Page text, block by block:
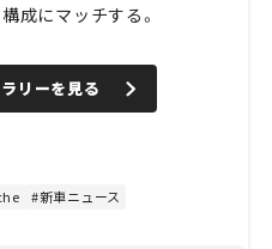
成にマッチする。
リーを見る
新車ニュース